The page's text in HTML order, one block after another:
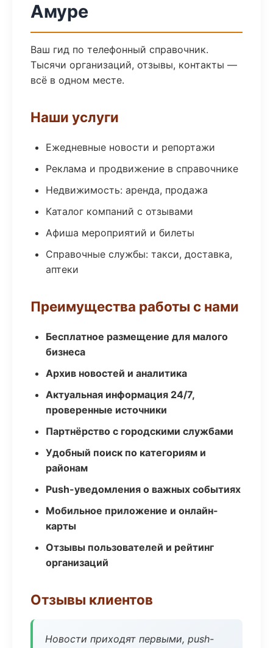
Амуре
Ваш гид по телефонный справочник.
Тысячи организаций, отзывы, контакты —
всё в одном месте.
Наши услуги
Ежедневные новости и репортажи
Реклама и продвижение в справочнике
Недвижимость: аренда, продажа
Каталог компаний с отзывами
Афиша мероприятий и билеты
Справочные службы: такси, доставка,
аптеки
Преимущества работы с нами
Бесплатное размещение для малого
бизнеса
Архив новостей и аналитика
Актуальная информация 24/7,
проверенные источники
Партнёрство с городскими службами
Удобный поиск по категориям и
районам
Push-уведомления о важных событиях
Мобильное приложение и онлайн-
карты
Отзывы пользователей и рейтинг
организаций
Отзывы клиентов
Новости приходят первыми, push-